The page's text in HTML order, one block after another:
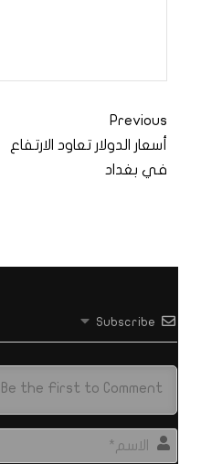
Previous
أسعار الدولار تعاود الارتفاع
في بغداد
Subscribe